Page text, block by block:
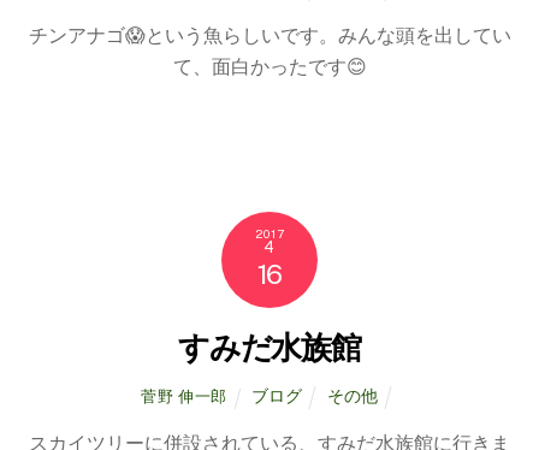
チンアナゴ😱という魚らしいです。みんな頭を出してい
て、面白かったです😊
2017
4
16
すみだ水族館
菅野 伸一郎 ブログ その他
スカイツリーに併設されている、すみだ水族館に行きま